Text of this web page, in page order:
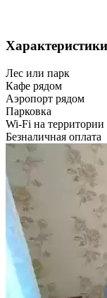
Характеристики
Лес или парк
Кафе рядом
Аэропорт рядом
Парковка
Wi-Fi на территории
Безналичная оплата